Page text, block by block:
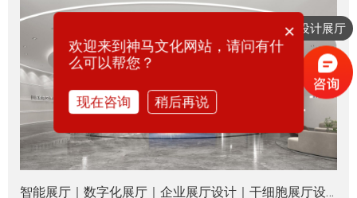
揭示干细胞展厅设计背后潜藏的 5 个隐形价值杠杆，助力企业撬
动更大的商业版图。
智能展厅｜数字化展厅｜企业展厅设计｜干细胞展厅设计｜生物医药展厅
想要设计展厅
×
欢迎来到神马文化网站，请问有什
么可以帮您？
现在咨询 稍后再说